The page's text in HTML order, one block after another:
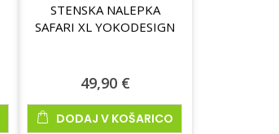
STENSKA NALEPKA
SAFARI XL YOKODESIGN
49,90 €
DODAJ V KOŠARICO